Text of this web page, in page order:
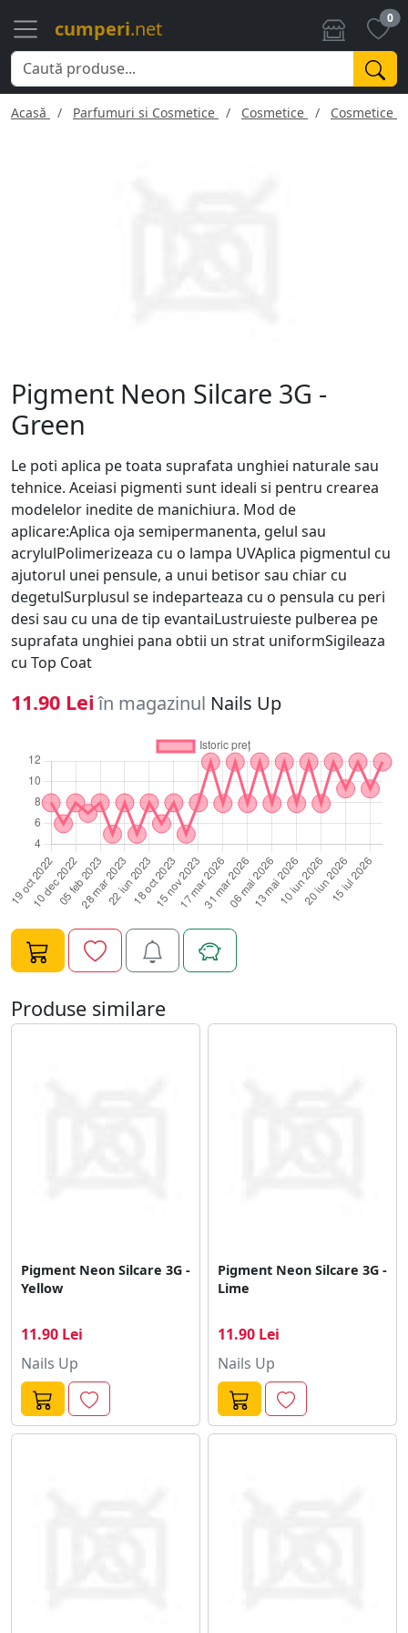
cumperi.net 0
Acasă Parfumuri si Cosmetice Cosmetice Cosmetice
Pigment Neon Silcare 3G -
Green
Le poti aplica pe toata suprafata unghiei naturale sau
tehnice. Aceiasi pigmenti sunt ideali si pentru crearea
modelelor inedite de manichiura. Mod de
aplicare:Aplica oja semipermanenta, gelul sau
acrylulPolimerizeaza cu o lampa UVAplica pigmentul cu
ajutorul unei pensule, a unui betisor sau chiar cu
degetulSurplusul se indeparteaza cu o pensula cu peri
desi sau cu una de tip evantaiLustruieste pulberea pe
suprafata unghiei pana obtii un strat uniformSigileaza
cu Top Coat
11.90 Lei în magazinul Nails Up
Produse similare
Pigment Neon Silcare 3G -
Yellow
11.90 Lei
Nails Up
Pigment Neon Silcare 3G -
Lime
11.90 Lei
Nails Up